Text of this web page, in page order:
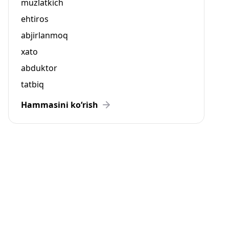
muzlatkich
ehtiros
abjirlanmoq
xato
abduktor
tatbiq
Hammasini ko‘rish